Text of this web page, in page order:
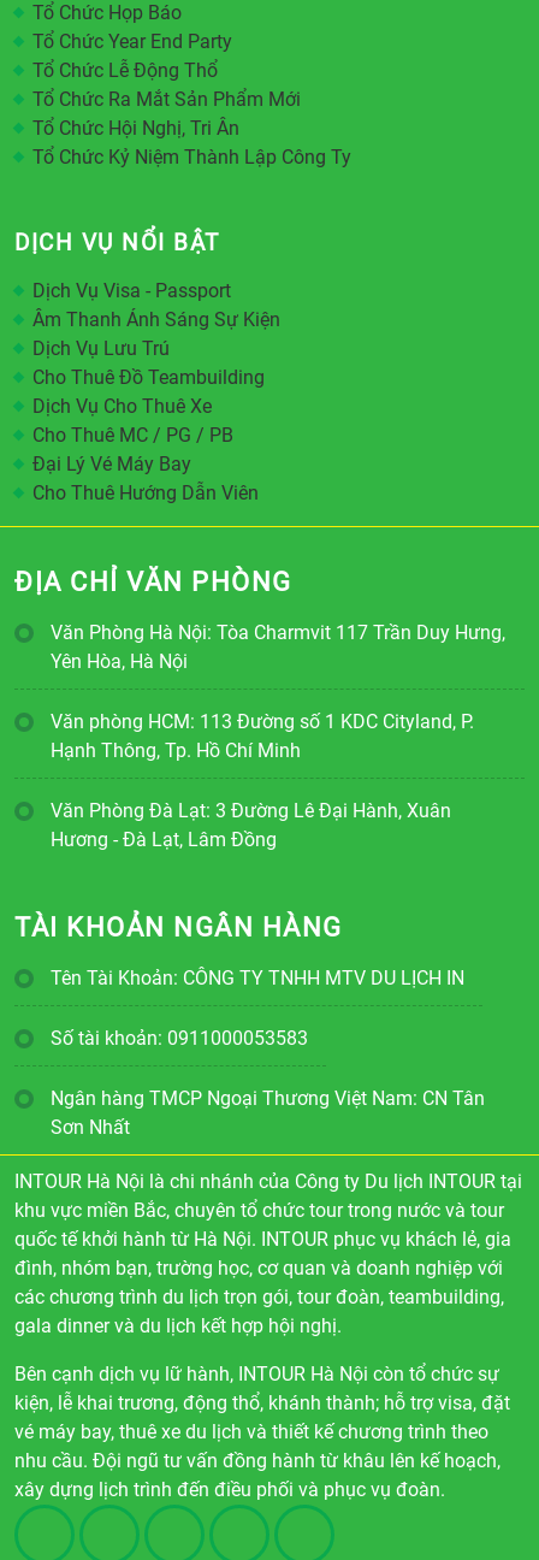
Tổ Chức Họp Báo
Tổ Chức Year End Party
Tổ Chức Lễ Động Thổ
Tổ Chức Ra Mắt Sản Phẩm Mới
Tổ Chức Hội Nghị, Tri Ân
Tổ Chức Kỷ Niệm Thành Lập Công Ty
DỊCH VỤ NỔI BẬT
Dịch Vụ Visa - Passport
Âm Thanh Ánh Sáng Sự Kiện
Dịch Vụ Lưu Trú
Cho Thuê Đồ Teambuilding
Dịch Vụ Cho Thuê Xe
Cho Thuê MC / PG / PB
Đại Lý Vé Máy Bay
Cho Thuê Hướng Dẫn Viên
ĐỊA CHỈ VĂN PHÒNG
Văn Phòng Hà Nội: Tòa Charmvit 117 Trần Duy Hưng,
Yên Hòa, Hà Nội
Văn phòng HCM: 113 Đường số 1 KDC Cityland, P.
Hạnh Thông, Tp. Hồ Chí Minh
Văn Phòng Đà Lạt: 3 Đường Lê Đại Hành, Xuân
Hương - Đà Lạt, Lâm Đồng
TÀI KHOẢN NGÂN HÀNG
Tên Tài Khoản: CÔNG TY TNHH MTV DU LỊCH IN
Số tài khoản: 0911000053583
Ngân hàng TMCP Ngoại Thương Việt Nam: CN Tân
Sơn Nhất
INTOUR Hà Nội là chi nhánh của Công ty Du lịch INTOUR tại
khu vực miền Bắc, chuyên tổ chức tour trong nước và tour
quốc tế khởi hành từ Hà Nội. INTOUR phục vụ khách lẻ, gia
đình, nhóm bạn, trường học, cơ quan và doanh nghiệp với
các chương trình du lịch trọn gói, tour đoàn, teambuilding,
gala dinner và du lịch kết hợp hội nghị.
Bên cạnh dịch vụ lữ hành, INTOUR Hà Nội còn tổ chức sự
kiện, lễ khai trương, động thổ, khánh thành; hỗ trợ visa, đặt
vé máy bay, thuê xe du lịch và thiết kế chương trình theo
nhu cầu. Đội ngũ tư vấn đồng hành từ khâu lên kế hoạch,
xây dựng lịch trình đến điều phối và phục vụ đoàn.